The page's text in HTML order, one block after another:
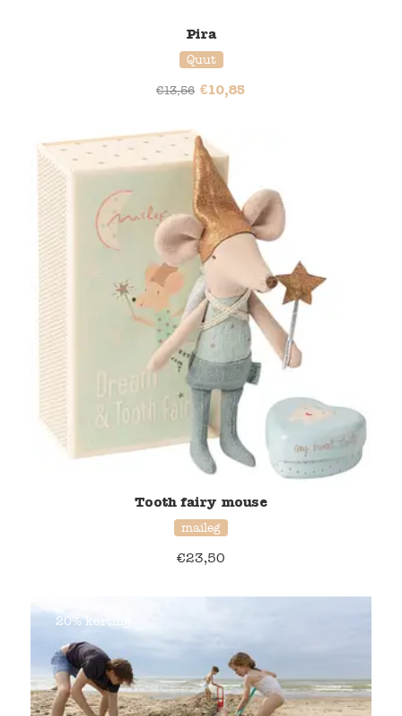
Pira
Quut
€13,56 €10,85
Tooth fairy mouse
maileg
€23,50
20% korting